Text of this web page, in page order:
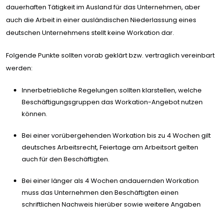
dauerhaften Tätigkeit im Ausland für das Unternehmen, aber
auch die Arbeit in einer ausländischen Niederlassung eines
deutschen Unternehmens stellt keine Workation dar.
Folgende Punkte sollten vorab geklärt bzw. vertraglich vereinbart
werden:
Innerbetriebliche Regelungen sollten klarstellen, welche
Beschäftigungsgruppen das Workation-Angebot nutzen
können.
Bei einer vorübergehenden Workation bis zu 4 Wochen gilt
deutsches Arbeitsrecht, Feiertage am Arbeitsort gelten
auch für den Beschäftigten.
Bei einer länger als 4 Wochen andauernden Workation
muss das Unternehmen den Beschäftigten einen
schriftlichen Nachweis hierüber sowie weitere Angaben